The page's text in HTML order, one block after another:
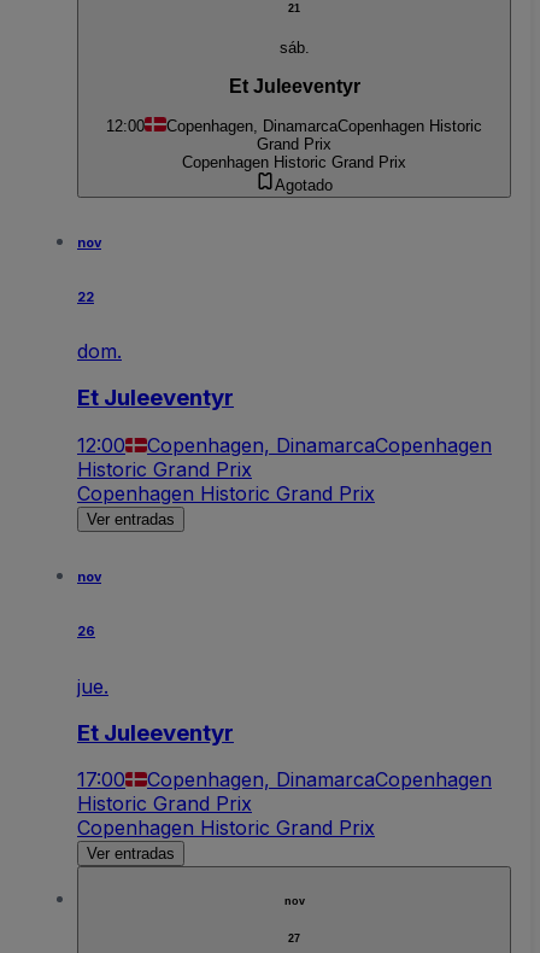
21
sáb.
Et Juleeventyr
12:00 Copenhagen, DinamarcaCopenhagen Historic
Grand Prix
Copenhagen Historic Grand Prix
Agotado
nov
22
dom.
Et Juleeventyr
12:00 Copenhagen, DinamarcaCopenhagen
Historic Grand Prix
Copenhagen Historic Grand Prix
Ver entradas
nov
26
jue.
Et Juleeventyr
17:00 Copenhagen, DinamarcaCopenhagen
Historic Grand Prix
Copenhagen Historic Grand Prix
Ver entradas
nov
27